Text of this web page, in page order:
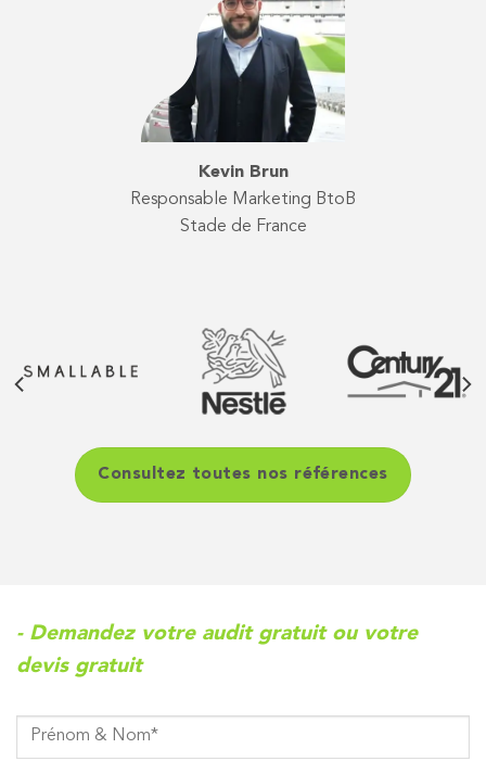
Kevin Brun
Responsable Marketing BtoB
Stade de France
Consultez toutes nos références
- Demandez votre audit gratuit ou votre
devis gratuit